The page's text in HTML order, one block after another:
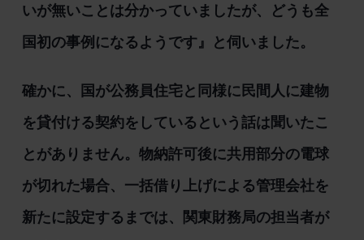
いが無いことは分かっていましたが、どうも全
国初の事例になるようです』と伺いました。
確かに、国が公務員住宅と同様に民間人に建物
を貸付ける契約をしているという話は聞いたこ
とがありません。物納許可後に共用部分の電球
が切れた場合、一括借り上げによる管理会社を
新たに設定するまでは、関東財務局の担当者が